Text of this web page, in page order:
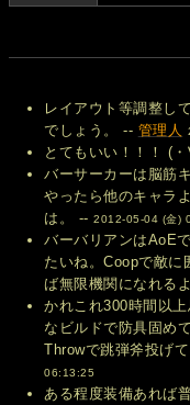
レイアウト等調整し
でしょう。 -- 管理人
とてもいい！！！ (
バーサーカーは脳筋
やったら他のキャラ
は。 --2012-05-04 (金)
バーバリアンはAoE
たいね。Coopで敵に
ば無限機関になれる
かれこれ300時間以
なビルドで防具固め
Throwで跳弾斧投げ
06:13:25
ある程度装備あれば